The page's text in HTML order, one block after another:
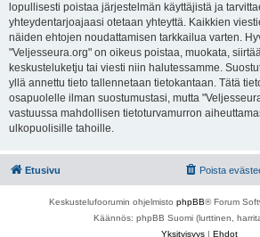
lopullisesti poistaa järjestelmän käyttäjistä ja
yhteydentarjoajaasi otetaan yhteyttä. Kaikkien
näiden ehtojen noudattamisen tarkkailua varten.
"Veljesseura.org" on oikeus poistaa, muokata,
keskusteluketju tai viesti niin halutessamme.
yllä annettu tieto tallennetaan tietokantaan. Tätä
osapuolelle ilman suostumustasi, mutta
vastuussa mahdollisen tietoturvamurron
ulkopuolisille tahoille.
Etusivu Poista
Keskustelufoorumin ohjelmisto phpBB® Forum
Käännös: phpBB Suomi (lurttinen,
Yksityisyys | Ehdot